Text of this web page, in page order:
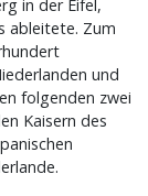
in der Eifel,
ableitete. Zum
und
folgenden zwei
Kaisern des